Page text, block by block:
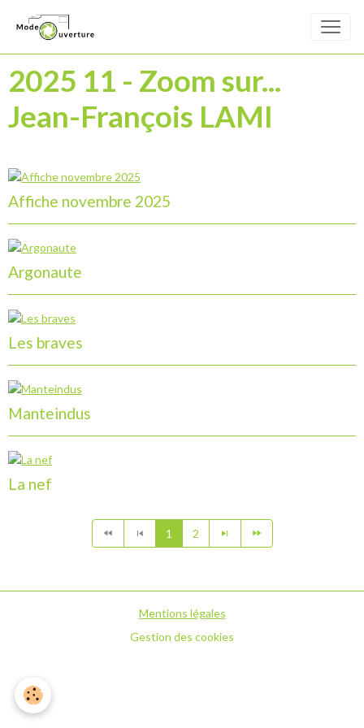
2025 11 - Zoom sur...
Jean-François LAMI
Affiche novembre 2025
Argonaute
Les braves
Manteindus
La nef
1 2
Mentions légales
Gestion des cookies